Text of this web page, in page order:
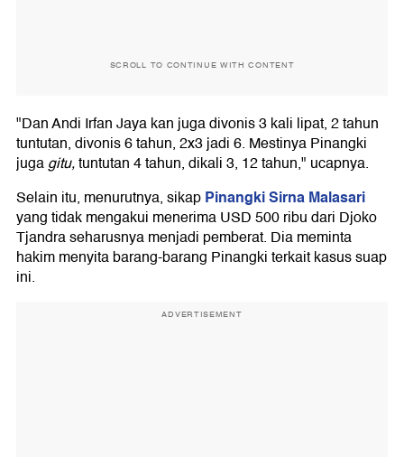
SCROLL TO CONTINUE WITH CONTENT
"Dan Andi Irfan Jaya kan juga divonis 3 kali lipat, 2 tahun
tuntutan, divonis 6 tahun, 2x3 jadi 6. Mestinya Pinangki
jugagitu,tuntutan 4 tahun, dikali 3, 12 tahun," ucapnya.
Selain itu, menurutnya, sikapPinangki Sirna Malasari
yang tidak mengakui menerima USD 500 ribu dari Djoko
Tjandra seharusnya menjadi pemberat. Dia meminta
hakim menyita barang-barang Pinangki terkait kasus suap
ini.
ADVERTISEMENT